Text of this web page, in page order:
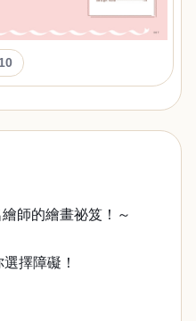
師的繪畫祕笈！～
擇障礙！